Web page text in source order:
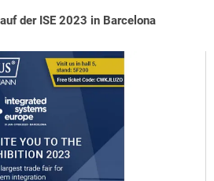
der ISE 2023 in Barcelona